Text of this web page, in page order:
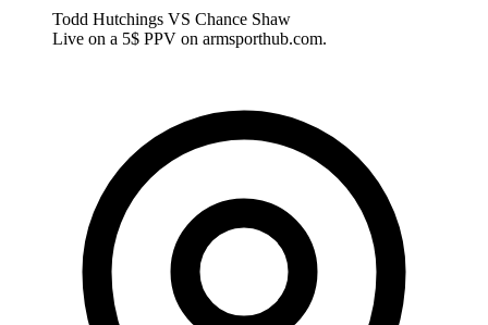
Todd Hutchings VS Chance Shaw
Live on a 5$ PPV on armsporthub.com.